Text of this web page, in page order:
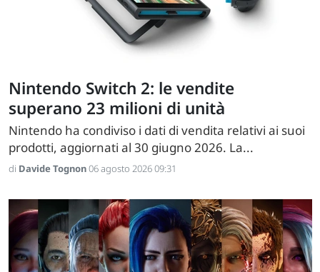
Nintendo Switch 2: le vendite
superano 23 milioni di unità
Nintendo ha condiviso i dati di vendita relativi ai suoi
prodotti, aggiornati al 30 giugno 2026. La...
di Davide Tognon06 agosto 2026 09:31